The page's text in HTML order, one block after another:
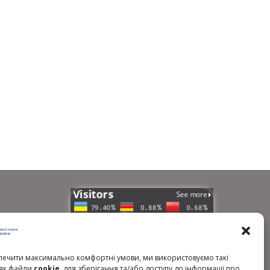
максимально комфортні умови, ми використовуємо такі